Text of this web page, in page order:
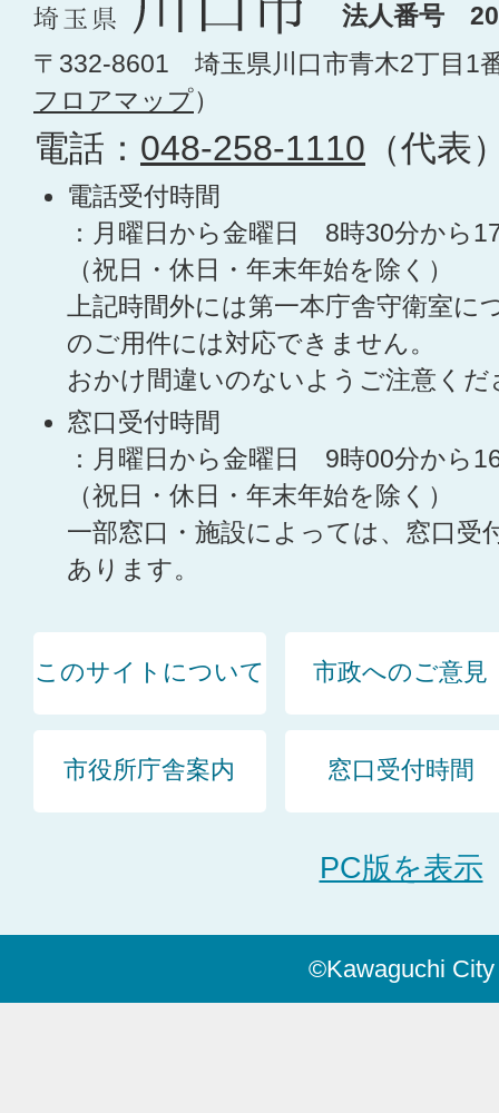
法人番号
〒332-8601 埼玉県川口市青木2丁目1
フロアマップ）
電話： 048-258-1110 （代表
電話受付時間
：月曜日から金曜日 8時30分から
（祝日・休日・年末年始を除く）
上記時間外には第一本庁舎守衛室に
のご用件には対応できません。
おかけ間違いのないようご注意くだ
窓口受付時間
：月曜日から金曜日 9時00分から
（祝日・休日・年末年始を除く）
一部窓口・施設によっては、窓口受
あります。
このサイトについて 市政へのご意見
市役所庁舎案内 窓口受付時間
PC版を表示
©Kawaguchi City